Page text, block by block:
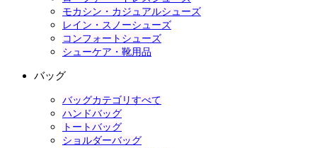
モカシン・カジュアルシューズ
レイン・スノーシューズ
コンフォートシューズ
シューケア・靴用品
バッグ
バッグカテゴリすべて
ハンドバッグ
トートバッグ
ショルダーバッグ